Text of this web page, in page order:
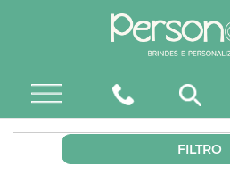
FILTRO